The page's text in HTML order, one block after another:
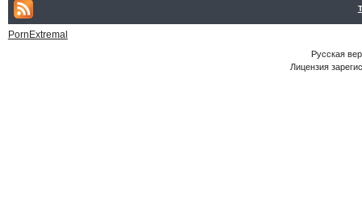
PornExtremal
Русская
Лицензия